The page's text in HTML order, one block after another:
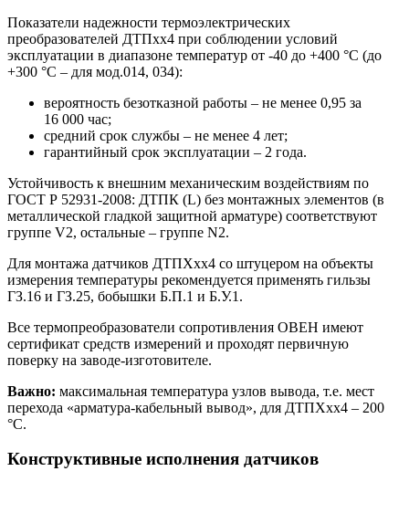
Показатели надежности термоэлектрических
преобразователей ДТПхх4 при соблюдении условий
эксплуатации в диапазоне температур от -40 до +400 °С (до
+300 °С – для мод.014, 034):
вероятность безотказной работы – не менее 0,95 за
16 000 час;
средний срок службы – не менее 4 лет;
гарантийный срок эксплуатации – 2 года.
Устойчивость к внешним механическим воздействиям по
ГОСТ Р 52931-2008: ДТПК (L) без монтажных элементов (в
металлической гладкой защитной арматуре) соответствуют
группе V2, остальные – группе N2.
Для монтажа датчиков ДТПХхх4 со штуцером на объекты
измерения температуры рекомендуется применять гильзы
ГЗ.16 и ГЗ.25, бобышки Б.П.1 и Б.У.1.
Все термопреобразователи сопротивления ОВЕН имеют
сертификат средств измерений и проходят первичную
поверку на заводе-изготовителе.
Важно: максимальная температура узлов вывода, т.е. мест
перехода «арматура-кабельный вывод», для ДТПХхх4 – 200
°С.
Конструктивные исполнения датчиков